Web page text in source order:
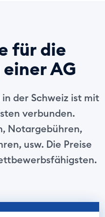
für die
AG
der Schweiz ist mit
verbunden.
Notargebühren,
usw. Die Preise